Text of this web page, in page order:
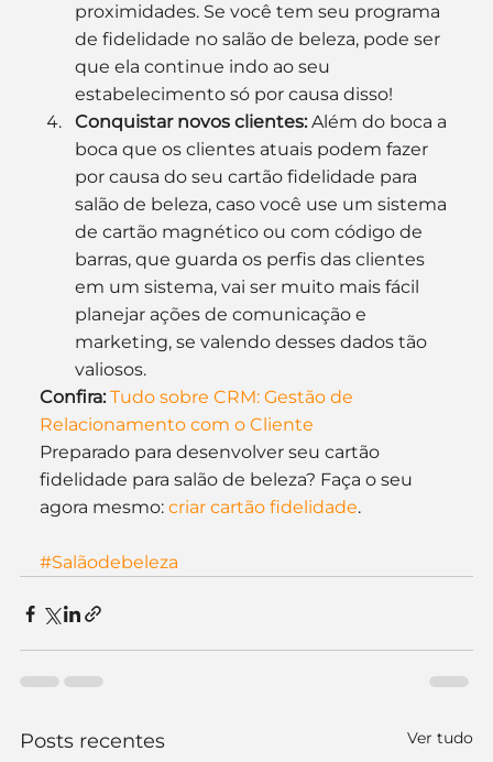
proximidades. Se você tem seu programa
de fidelidade no salão de beleza, pode ser
que ela continue indo ao seu
estabelecimento só por causa disso!
Conquistar novos clientes: Além do boca a
boca que os clientes atuais podem fazer
por causa do seu cartão fidelidade para
salão de beleza, caso você use um sistema
de cartão magnético ou com código de
barras, que guarda os perfis das clientes
em um sistema, vai ser muito mais fácil
planejar ações de comunicação e
marketing, se valendo desses dados tão
valiosos.
Confira: Tudo sobre CRM: Gestão de
Relacionamento com o Cliente
Preparado para desenvolver seu cartão
fidelidade para salão de beleza? Faça o seu
agora mesmo: criar cartão fidelidade.
#Salãodebeleza
Posts recentes Ver tudo